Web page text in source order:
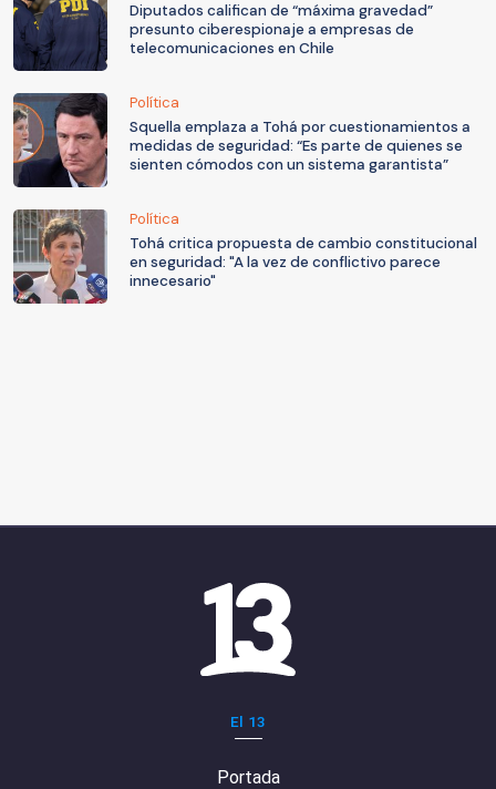
Diputados califican de “máxima gravedad”
presunto ciberespionaje a empresas de
telecomunicaciones en Chile
Política
Squella emplaza a Tohá por cuestionamientos a
medidas de seguridad: “Es parte de quienes se
sienten cómodos con un sistema garantista”
Política
Tohá critica propuesta de cambio constitucional
en seguridad: "A la vez de conflictivo parece
innecesario"
El 13
Portada